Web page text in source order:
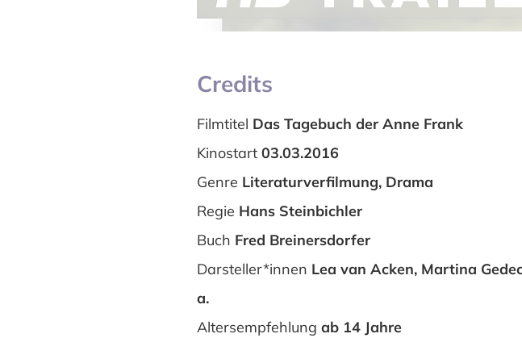
Credits
Filmtitel Das Tagebuch der Anne Frank
Kinostart 03.03.2016
Genre Literaturverfilmung, Drama
Regie Hans Steinbichler
Buch Fred Breinersdorfer
Darsteller*innen Lea van Acken, Martina
a.
Altersempfehlung ab 14 Jahre